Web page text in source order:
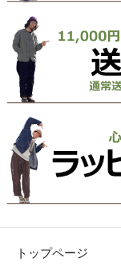
トップページ